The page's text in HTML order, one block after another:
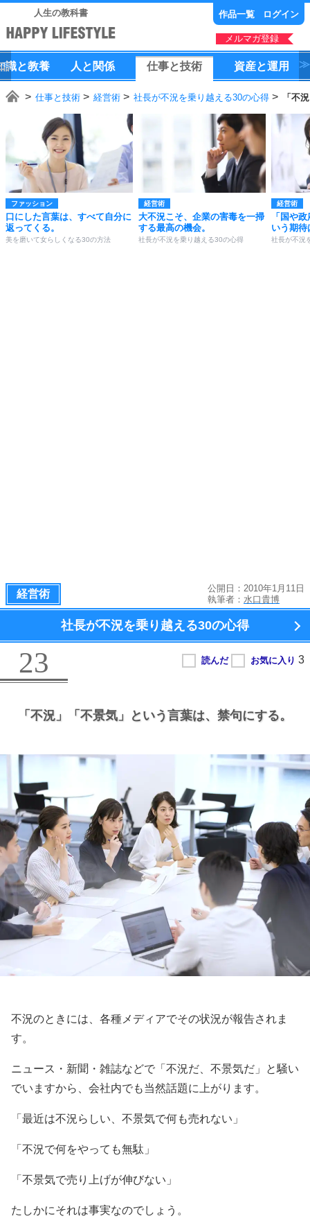
人生の教科書 作品一覧 ログイン
メルマガ登録
識と教養 人 と 関係 仕事と技術 資産と運用
仕事と技術 経営術 社長が不況を乗り越える30の心得 「不
ファッション
口にした言葉は、すべて自分に
返ってくる。
美を磨いて女らしくなる30の方法
経営術
大不況こそ、企業の害毒を一掃
する最高の機会。
社長が不況を乗り越える30の心得
経営術
「国や
いう期待
社長が不況
経営術
公開日：2010年1月11日
執筆者： 水口貴博
社長が不況を乗り越える30の心得
23
「不況」 「不景気」という言葉は、 禁句にする。
不況のときには、各種メディアでその状況が報告されま
す。
ニュース・新聞・雑誌などで「不況だ、不景気だ」と騒い
でいますから、会社内でも当然話題に上がります。
「最近は不況らしい、不景気で何も売れない」
「不況で何をやっても無駄」
「不景気で売り上げが伸びない」
たしかにそれは事実なのでしょう。